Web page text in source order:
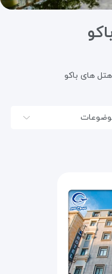
هتل های باکو